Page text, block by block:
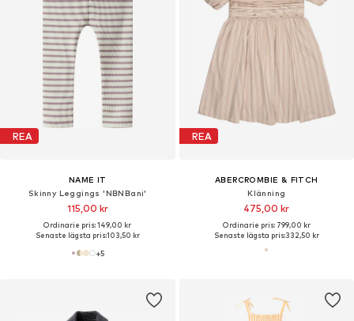
REA
NAME IT
Skinny Leggings 'NBNBani'
115,00 kr
Ordinarie pris: 149,00 kr
Senaste lägsta pris:103,50 kr
+5
REA
ABERCROMBIE & FITCH
Klänning
475,00 kr
Ordinarie pris: 799,00 kr
Senaste lägsta pris:332,50 kr